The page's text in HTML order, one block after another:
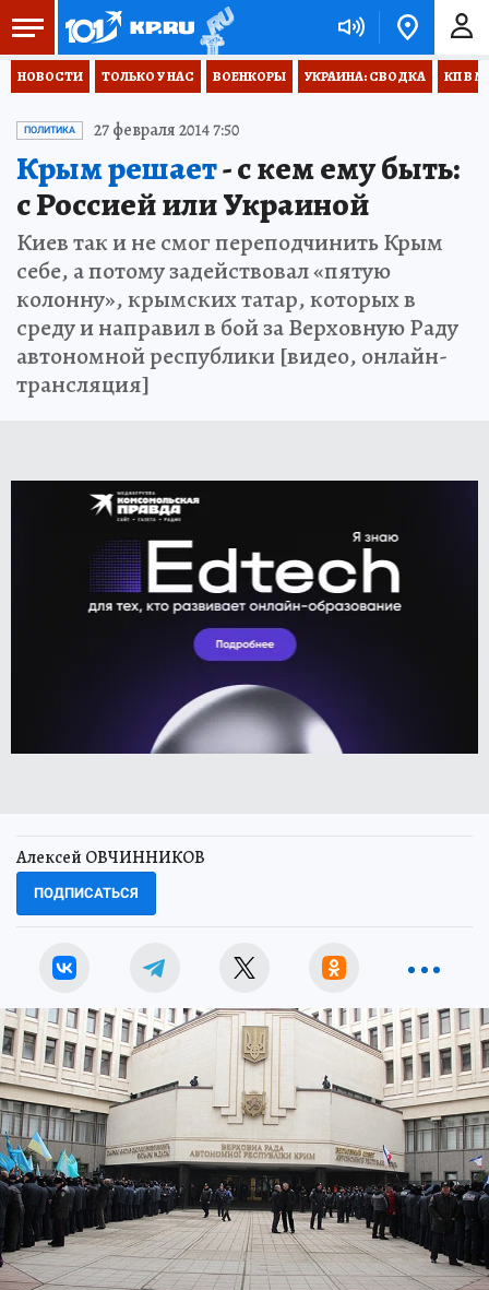
НОВОСТИ ТОЛЬКО У НАС ВОЕНКОРЫ УКРАИНА: СВОДКА КП В
ПОЛИТИКА 27 февраля 2014 7:50
Крым решает- с кем ему быть:
с Россией или Украиной
Киев так и не смог переподчинить Крым
себе, а потому задействовал «пятую
колонну», крымских татар, которых в
среду и направил в бой за Верховную Раду
автономной республики [видео, онлайн-
трансляция]
Алексей ОВЧИННИКОВ
ПОДПИСАТЬСЯ